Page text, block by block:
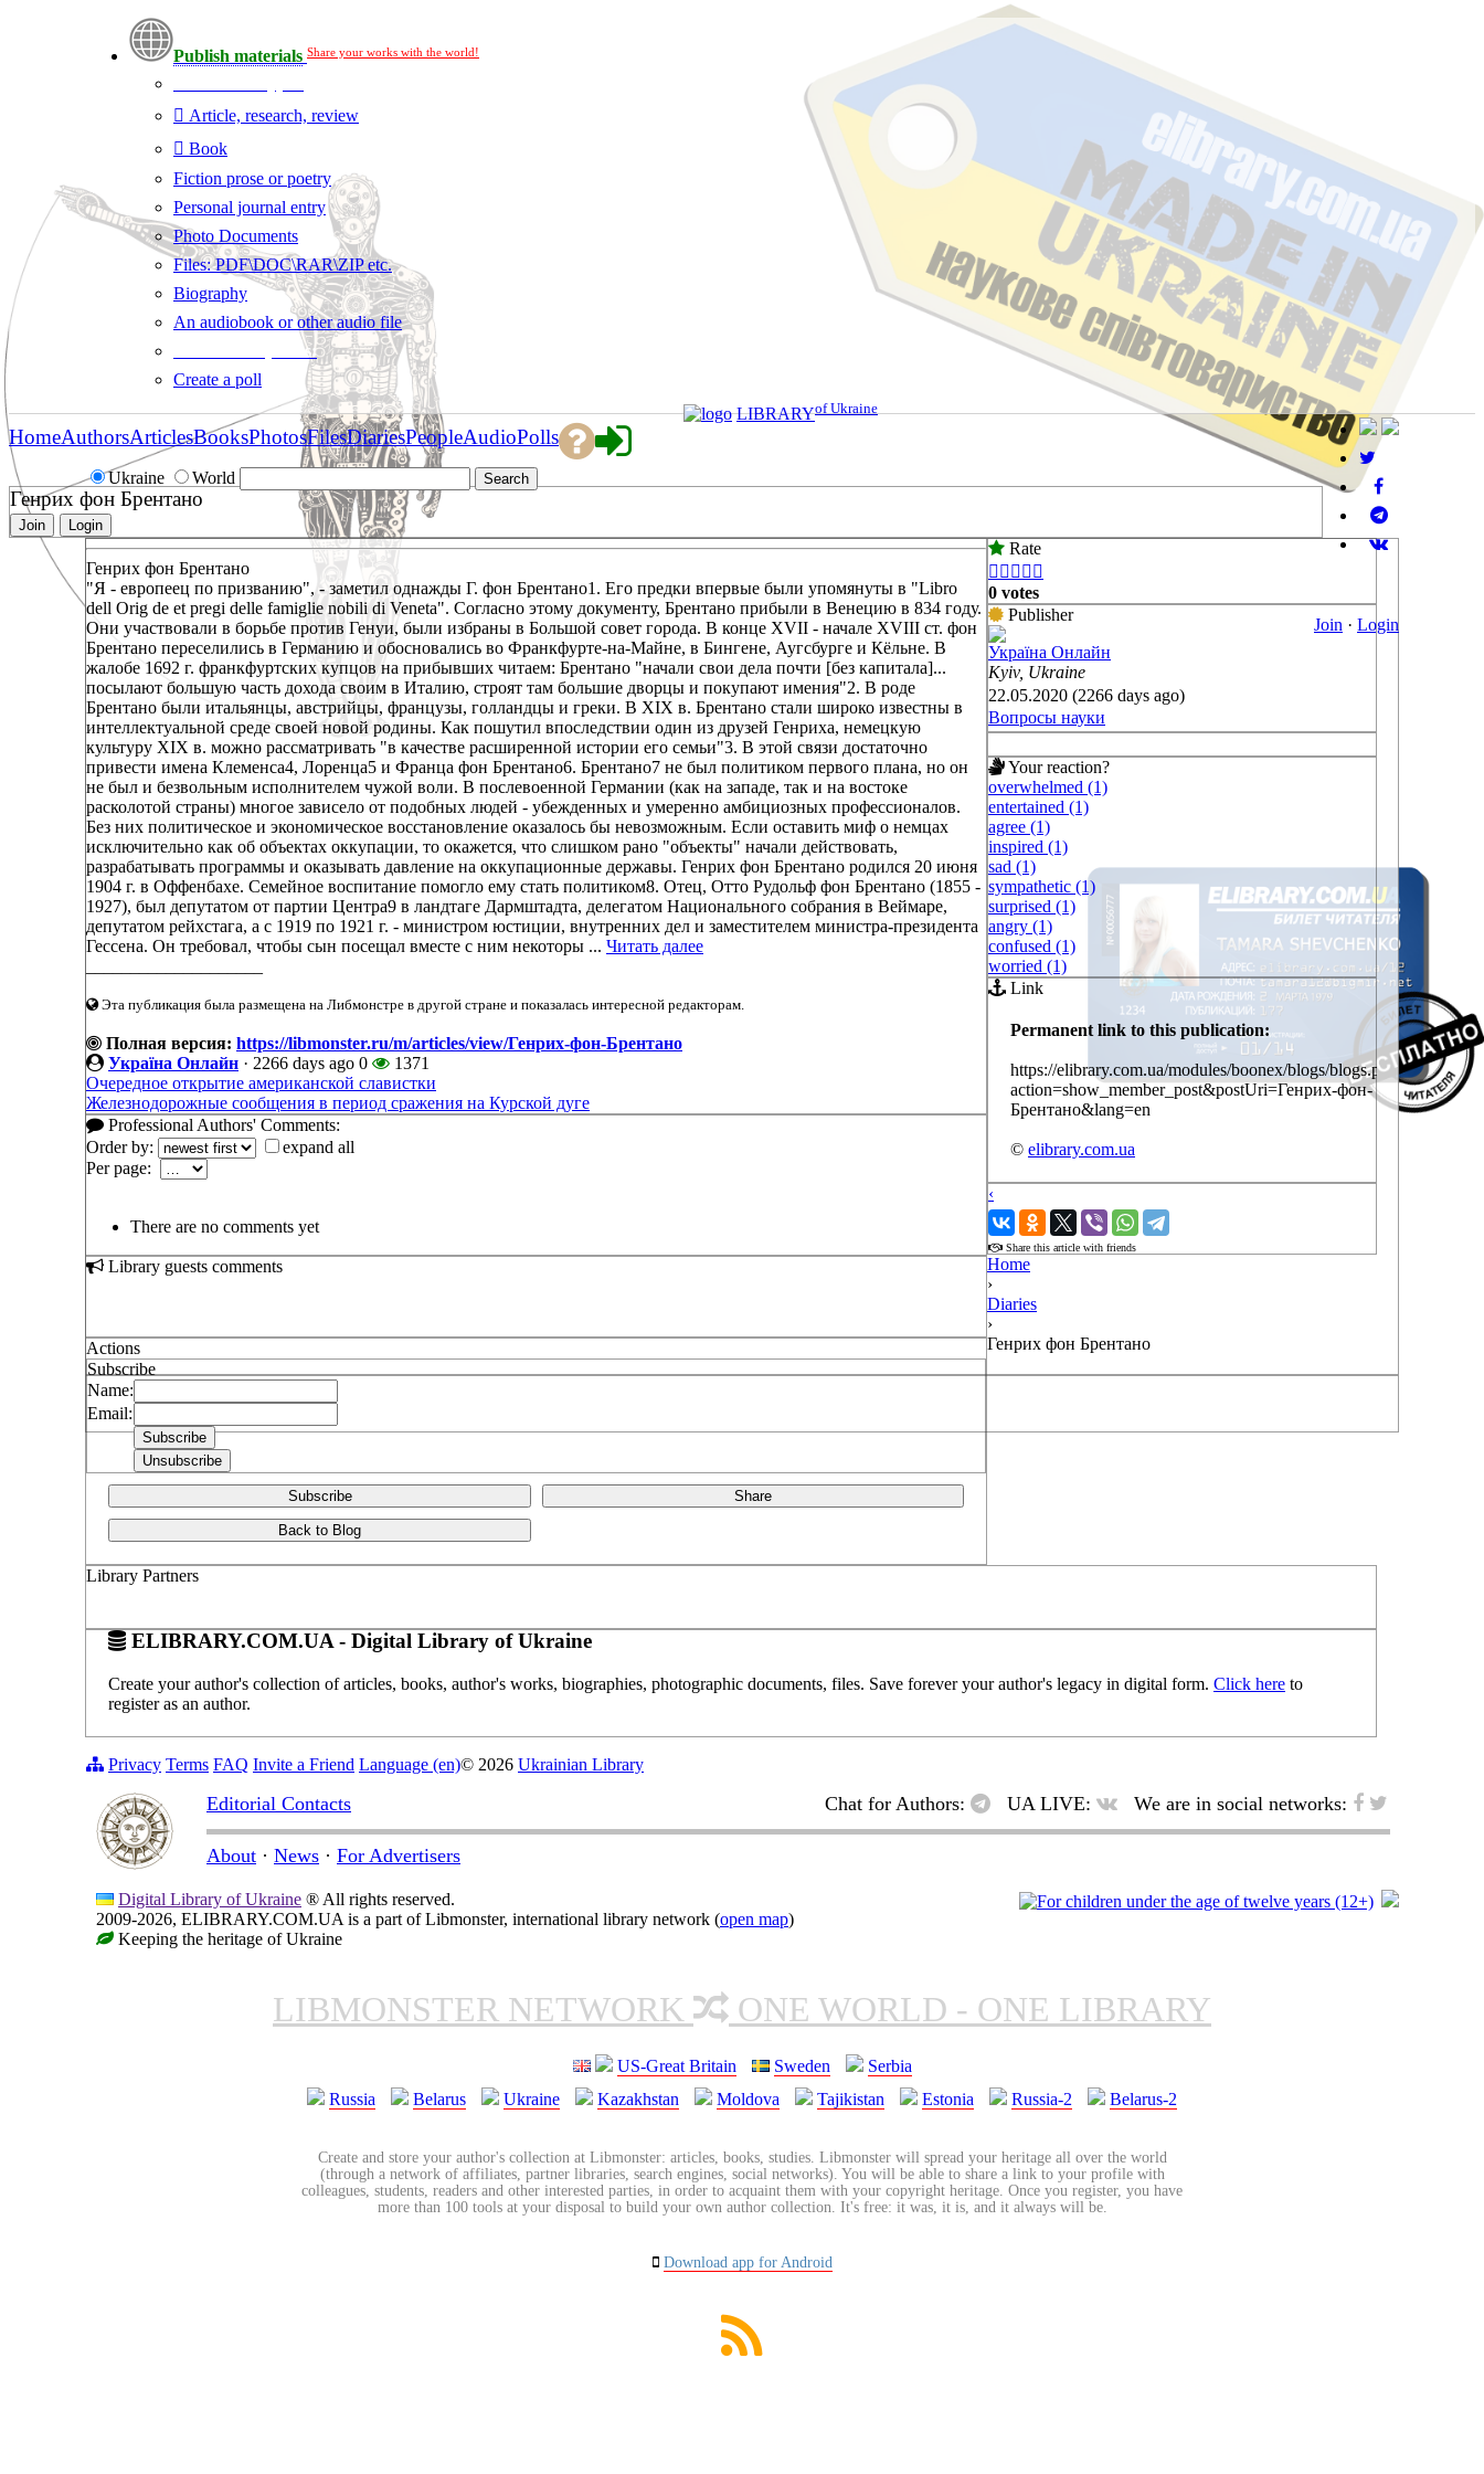
Publish materials Share your works with the world!
Article, research, review
Book
Fiction prose or poetry
Personal journal entry
Photo Documents
Files: PDF\DOC\RAR\ZIP etc.
Biography
An audiobook or other audio file
Additional options:
Create a poll
Ukraine World
LIBRARYof Ukraine
Join · Login
HomeAuthorsArticlesBooksPhotosFilesDiariesPeopleAudioPolls
Генрих фон Брентано
Join Login
Генрих фон Брентано
"Я - европеец по призванию", - заметил однажды Г. фон Брентано1. Его предки впервые были упомянуты в "Libro
dell Orig de et pregi delle famiglie nobili di Veneta". Согласно этому документу, Брентано прибыли в Венецию в 834 году.
Они участвовали в борьбе против Генуи, были избраны в Большой совет города. В конце XVII - начале XVIII ст. фон
Брентано переселились в Германию и обосновались во Франкфурте-на-Майне, в Бингене, Аугсбурге и Кёльне. В
жалобе 1692 г. франкфуртских купцов на прибывших читаем: Брентано "начали свои дела почти [без капитала]...
посылают большую часть дохода своим в Италию, строят там большие дворцы и покупают имения"2. В роде
Брентано были итальянцы, австрийцы, французы, голландцы и греки. В XIX в. Брентано стали широко известны в
интеллектуальной среде своей новой родины. Как пошутил впоследствии один из друзей Генриха, немецкую
культуру XIX в. можно рассматривать "в качестве расширенной истории его семьи"3. В этой связи достаточно
привести имена Клеменса4, Лоренца5 и Франца фон Брентано6. Брентано7 не был политиком первого плана, но он
не был и безвольным исполнителем чужой воли. В послевоенной Германии (как на западе, так и на востоке
расколотой страны) многое зависело от подобных людей - убежденных и умеренно амбициозных профессионалов.
Без них политическое и экономическое восстановление оказалось бы невозможным. Если оставить миф о немцах
исключительно как об объектах оккупации, то окажется, что слишком рано "объекты" начали действовать,
разрабатывать программы и оказывать давление на оккупационные державы. Генрих фон Брентано родился 20 июня
1904 г. в Оффенбахе. Семейное воспитание помогло ему стать политиком8. Отец, Отто Рудольф фон Брентано (1855 -
1927), был депутатом от партии Центра9 в ландтаге Дармштадта, делегатом Национального собрания в Веймаре,
депутатом рейхстага, а с 1919 по 1921 г. - министром юстиции, внутренних дел и заместителем министра-президента
Гессена. Он требовал, чтобы сын посещал вместе с ним некоторы ... Читать далее
Эта публикация была размещена на Либмонстре в другой стране и показалась интересной редакторам.
Полная версия: https://libmonster.ru/m/articles/view/Генрих-фон-Брентано
Україна Онлайн · 2266 days ago 0
1371
Очередное открытие американской славистки
Железнодорожные сообщения в период сражения на Курской дуге
Professional Authors' Comments:
Order by:
expand all
Per page:
There are no comments yet
Library guests comments
Actions
Subscribe
Name:
Email:
Subscribe Share
Back to Blog
Rate
    
0 votes
Publisher
Україна Онлайн
Kyiv, Ukraine
22.05.2020 (2266 days ago)
Вопросы науки
Your reaction?
overwhelmed (1)
entertained (1)
agree (1)
inspired (1)
sad (1)
sympathetic (1)
surprised (1)
angry (1)
confused (1)
worried (1)
Link
Permanent link to this publication:
https://elibrary.com.ua/modules/boonex/blogs/blogs.php?
action=show_member_post&postUri=Генрих-фон-
Брентано&lang=en
© elibrary.com.ua
‹
›
Share this article with friends
Library Partners
ELIBRARY.COM.UA - Digital Library of Ukraine
Create your author's collection of articles, books, author's works, biographies, photographic documents, files. Save forever your author's legacy in digital form. Click here to
register as an author.
Home
›
Diaries
›
Генрих фон Брентано
Privacy Terms FAQ Invite a Friend Language (en)© 2026 Ukrainian Library
Editorial Contacts Chat for Authors: UA LIVE: We are in social networks:
About · News · For Advertisers
Digital Library of Ukraine ® All rights reserved.
2009-2026, ELIBRARY.COM.UA is a part of Libmonster, international library network (open map)
Keeping the heritage of Ukraine
LIBMONSTER NETWORK ONE WORLD - ONE LIBRARY
US-Great Britain Sweden
Serbia
Russia
Belarus Ukraine Kazakhstan Moldova Tajikistan Estonia Russia-2 Belarus-2
Create and store your author's collection at Libmonster: articles, books, studies. Libmonster will spread your heritage all over the world
(through a network of affiliates, partner libraries, search engines, social networks). You will be able to share a link to your profile with
colleagues, students, readers and other interested parties, in order to acquaint them with your copyright heritage. Once you register, you have
more than 100 tools at your disposal to build your own author collection. It's free: it was, it is, and it always will be.
Download app for Android